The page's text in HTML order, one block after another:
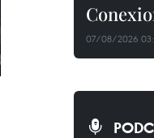
07/08/2026